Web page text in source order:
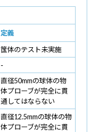
定義
筺体のテスト未実施
-
直径50mmの球体の物
体プローブが完全に貫
通してはならない
直径12.5mmの球体の物
体プローブが完全に貫